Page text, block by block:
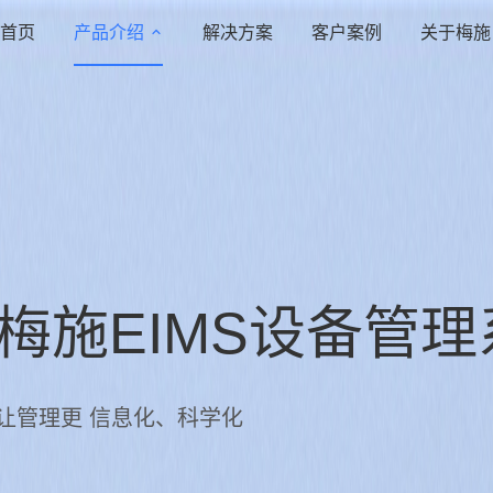
首页 产品介绍 解决方案 客户案例 关于梅施
施EIMS设备管理
管理更 信息化、科学化